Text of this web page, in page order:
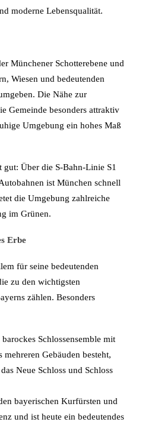
moderne Lebensqualität.
Münchener Schotterebene und
Wiesen und bedeutenden
Die Nähe zur
Gemeinde besonders attraktiv
Umgebung ein hohes Maß
Über die S-Bahn-Linie S1
ist München schnell
die Umgebung zahlreiche
im Grünen.
Erbe
für seine bedeutenden
zu den wichtigsten
zählen. Besonders
Schlossensemble mit
Gebäuden besteht,
Neue Schloss und Schloss
bayerischen Kurfürsten und
und ist heute ein bedeutendes